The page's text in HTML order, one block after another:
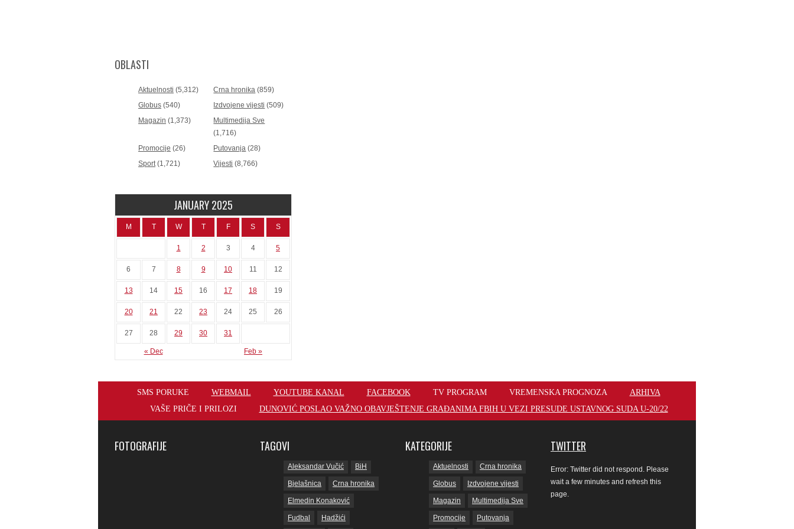
OBLASTI
Aktuelnosti (5,312) Crna hronika (859)
Globus (540) Izdvojene vijesti (509)
Magazin (1,373)
Multimedija Sve
(1,716)
Promocije (26) Putovanja (28)
Sport(1,721) Vijesti (8,766)
JANUARY 2025
M T W T F S S
« Dec Feb »
1 2 3 4 5
6 7 8 9 10 11 12
13 14 15 16 17 18 19
20 21 22 23 24 25 26
27 28 29 30 31
SMS PORUKE WEBMAIL YOUTUBE KANAL FACEBOOK TV PROGRAM VREMENSKA PROGNOZA
ARHIVA
VAŠE PRIČE I PRILOZI
DUNOVIĆ POSLAO VAŽNO OBAVJEŠTENJE GRAĐANIMA FBIH U VEZI PRESUDE USTAVNOG SUDA U-20/22
FOTOGRAFIJE TAGOVI
Aleksandar Vučić BiH
Bjelašnica Crna hronika
Elmedin Konaković
Fudbal Hadžići
KATEGORIJE
Aktuelnosti Crna hronika
Globus Izdvojene vijesti
Magazin Multimedija Sve
Promocije Putovanja
TWITTER
Error: Twitter did not respond. Please
wait a few minutes and refresh this
page.